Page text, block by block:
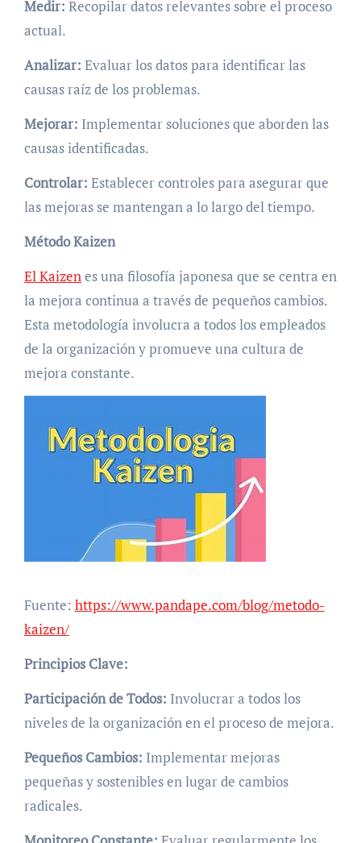
Medir: Recopilar datos relevantes sobre el proceso
actual.
Analizar: Evaluar los datos para identificar las
causas raíz de los problemas.
Mejorar: Implementar soluciones que aborden las
causas identificadas.
Controlar: Establecer controles para asegurar que
las mejoras se mantengan a lo largo del tiempo.
Método Kaizen
El Kaizenes una filosofía japonesa que se centra en
la mejora continua a través de pequeños cambios.
Esta metodología involucra a todos los empleados
de la organización y promueve una cultura de
mejora constante.
Fuente: https://www.pandape.com/blog/metodo-
kaizen/
Principios Clave:
Participación de Todos: Involucrar a todos los
niveles de la organización en el proceso de mejora.
Pequeños Cambios: Implementar mejoras
pequeñas y sostenibles en lugar de cambios
radicales.